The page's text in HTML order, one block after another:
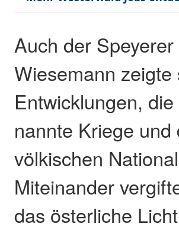
Auch der
Wiesemann
Entwicklungen,
nannte Kriege
völkischen
Miteinander
das österliche